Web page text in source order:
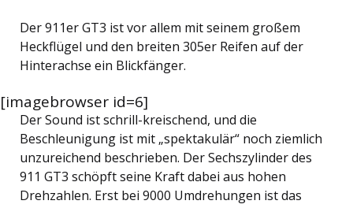
Der 911er GT3 ist vor allem mit seinem großem
Heckflügel und den breiten 305er Reifen auf der
Hinterachse ein Blickfänger.
[imagebrowser id=6]
Der Sound ist schrill-kreischend, und die
Beschleunigung ist mit „spektakulär“ noch ziemlich
unzureichend beschrieben. Der Sechszylinder des
911 GT3 schöpft seine Kraft dabei aus hohen
Drehzahlen. Erst bei 9000 Umdrehungen ist das